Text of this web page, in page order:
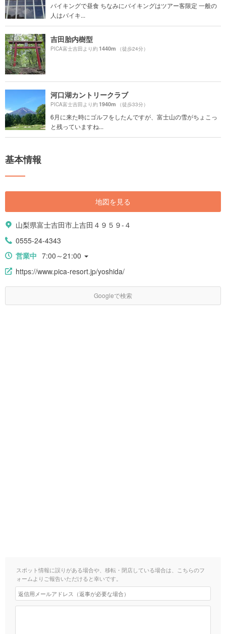
バイキングで昼食 ちなみにバイキングはツアー客限定 一般の
人はバイキ...
吉田胎内樹型
PICA富士吉田より約1440m （徒歩24分）
河口湖カントリークラブ
PICA富士吉田より約1940m （徒歩33分）
6月に来た時にゴルフをしたんですが、富士山の雪がちょこっ
と残っていますね...
基本情報
地図を見る
山梨県富士吉田市上吉田４９５９-４
0555-24-4343
営業中 7:00～21:00
https://www.pica-resort.jp/yoshida/
Googleで検索
スポット情報に誤りがある場合や、移転・閉店している場合は、こちらのフ
ォームよりご報告いただけると幸いです。